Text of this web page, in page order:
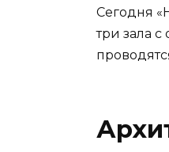
Сегодня
три зала